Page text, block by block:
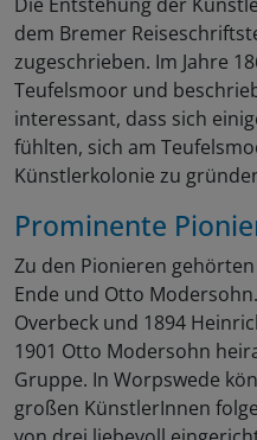
dem Bremer
zugeschrieben. Im Jahre
Teufelsmoor und
interessant, dass sich
fühlten, sich am
Künstlerkolonie zu
Prominente
Zu den Pionieren
Ende und Otto
Overbeck und 1894
1901 Otto Modersohn
Gruppe. In Worpswede
großen KünstlerInnen